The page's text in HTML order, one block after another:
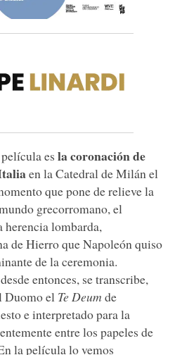
es la coronación de
en la Catedral de Milán el
que pone de relieve la
grecorromano, el
lombarda,
de Hierro que Napoleón quiso
de la ceremonia.
entonces, se transcribe,
Duomo el Te Deum de
e interpretado para la
entre los papeles de
la película lo vemos